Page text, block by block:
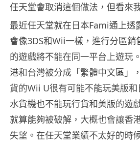
任天堂會取消這個做法，但看來
最近任天堂就在日本Fami通上透
會像3DS和Wii一樣，進行分區銷
的遊戲將不能在同一平台上遊玩
港和台灣被分成「繁體中文區」
貨的Wii U很有可能不能玩美版
水貨機也不能玩行貨和美版的遊
就算能夠被破解，大概也會讓香
失望。在任天堂業績不太好的時